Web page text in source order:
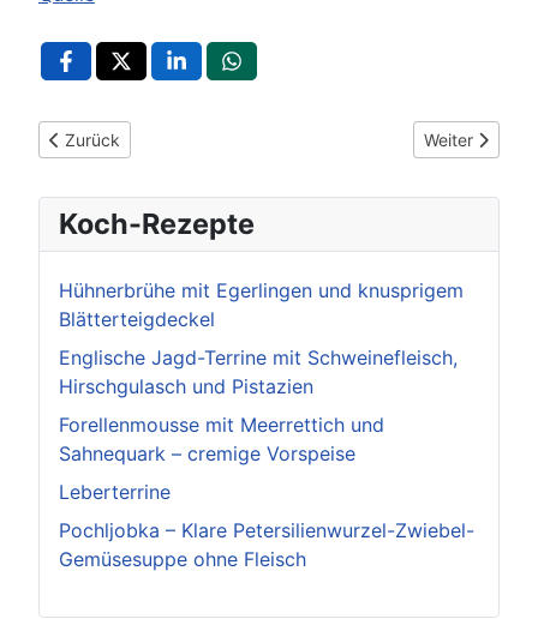
Vorheriger Beitrag: Einkaufsnacht „End of Summer“: Eltingen
Zurück Nächster
Weiter
Koch-Rezepte
Hühnerbrühe mit Egerlingen und knusprigem
Blätterteigdeckel
Englische Jagd-Terrine mit Schweinefleisch,
Hirschgulasch und Pistazien
Forellenmousse mit Meerrettich und
Sahnequark – cremige Vorspeise
Leberterrine
Pochljobka – Klare Petersilienwurzel-Zwiebel-
Gemüsesuppe ohne Fleisch